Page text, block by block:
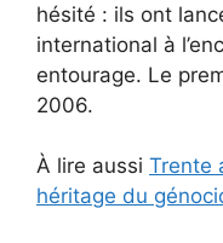
hésité : ils ont
international à
entourage. Le
2006.
À lire aussi Trente
héritage du